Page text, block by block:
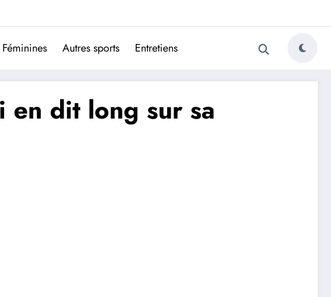
portugais
Féminines Autres sports Entretiens
en dit long sur sa